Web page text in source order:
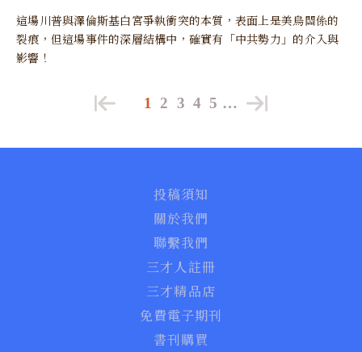
這場川普與澤倫斯基白宮爭執衝突的本質，表面上是美烏關係的
裂痕，但這場事件的深層結構中，確實有「中共勢力」的介入與
影響！
1 2 3 4 5 …
投稿須知
關於我們
聯繫我們
三才人註冊
三才精品店
免費電子期刊
書刊購買